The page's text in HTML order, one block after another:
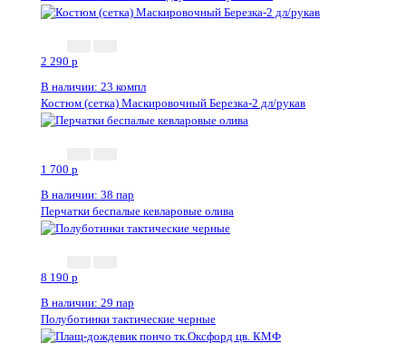
2 290 p
В наличии: 23 компл
Костюм (сетка) Маскировочный Березка-2 дл/рукав
1 700 p
В наличии: 38 пар
Перчатки беспалые кевларовые олива
8 190 p
В наличии: 29 пар
Полуботинки тактические черные